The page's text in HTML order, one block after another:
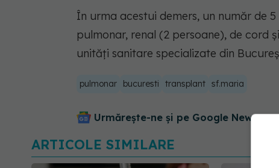
În urma acestui demers, un număr de
pulmonar, renal (2 persoane), de cord
unități sanitare specializate din
pulmonar bucuresti transplant sf.maria
Urmărește-ne și pe Google News -
ARTICOLE SIMILARE